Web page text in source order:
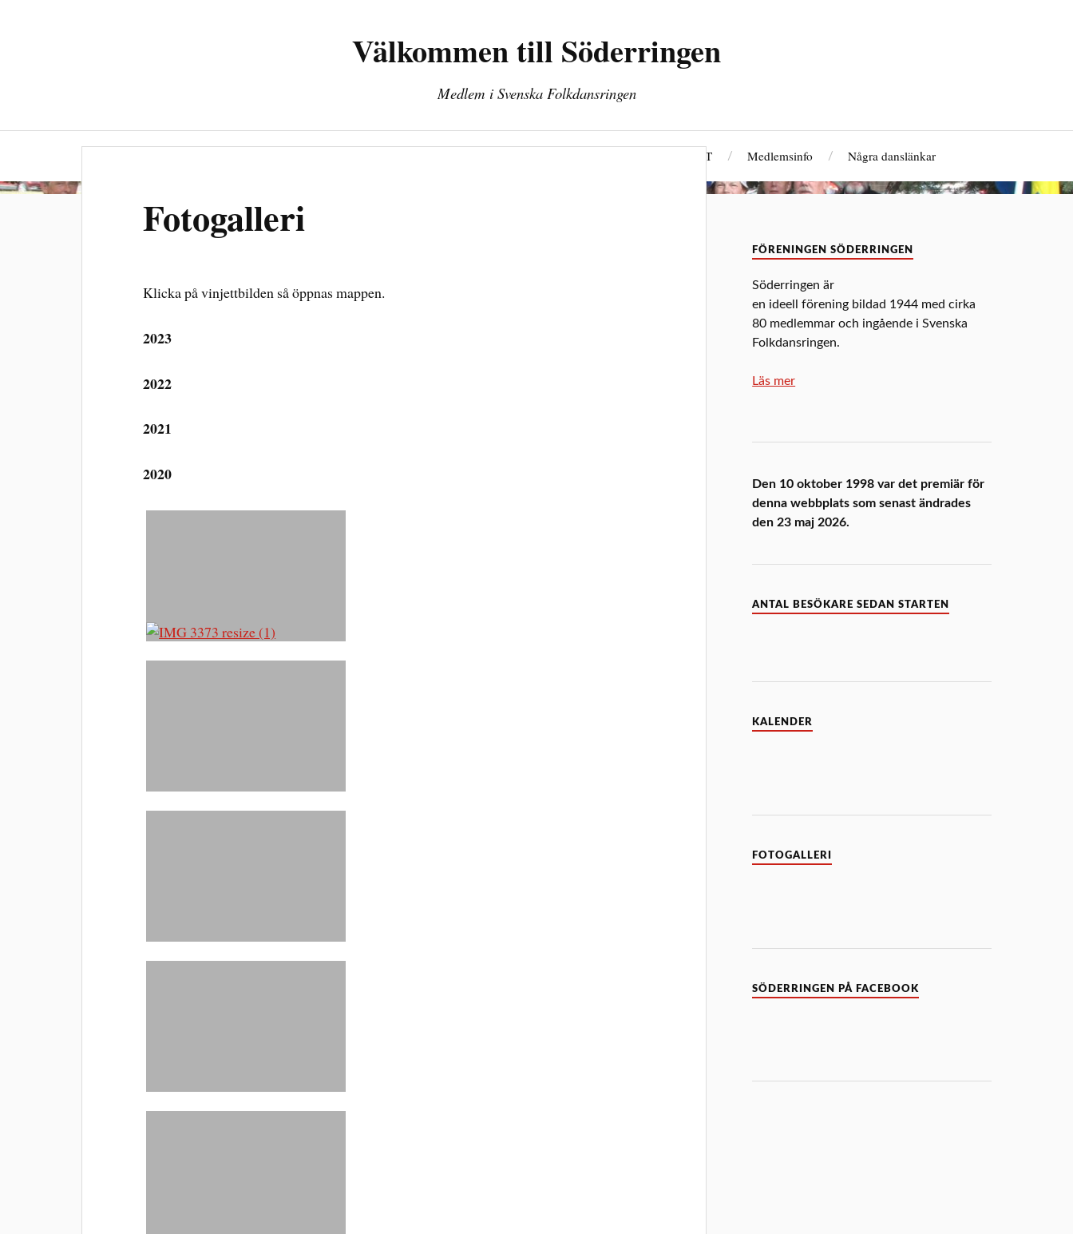
Välkommen till Söderringen
Medlem i Svenska Folkdansringen
SNYT Medlemsinfo Några danslänkar
Fotogalleri
Klicka på vinjettbilden så öppnas mappen.
2023
2022
2021
2020
FÖRENINGEN SÖDERRINGEN
Söderringen är
en ideell förening bildad 1944 med cirka
80 medlemmar och ingående i Svenska
Folkdansringen.
Läs mer
Den 10 oktober 1998 var det premiär för
denna webbplats som senast ändrades
den 23 maj 2026.
ANTAL BESÖKARE SEDAN STARTEN
KALENDER
FOTOGALLERI
SÖDERRINGEN PÅ FACEBOOK